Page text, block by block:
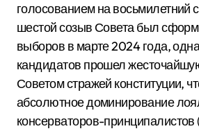
голосованием на восьмилетний
шестой созыв Совета был
выборов в марте 2024 года,
кандидатов прошел
Советом стражей конституции,
абсолютное доминирование
консерваторов-принципалистов